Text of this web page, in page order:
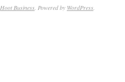
Hoot Business . Powered by WordPress